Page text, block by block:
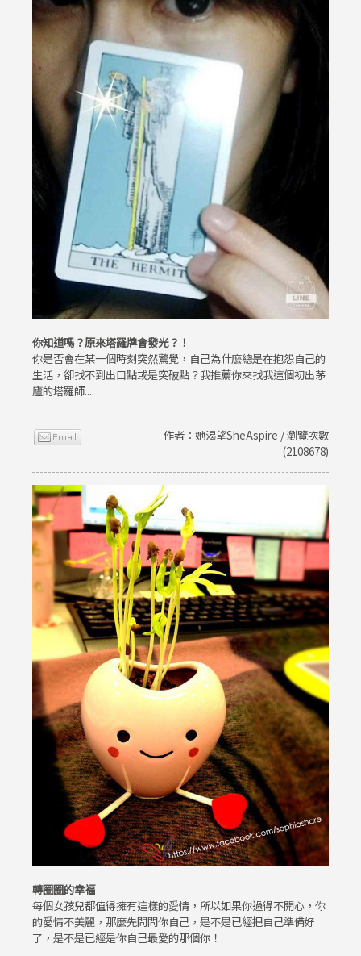
你知道嗎？原來塔羅牌會發光？！
你是否會在某一個時刻突然驚覺，自己為什麼總是在抱怨自己的
生活，卻找不到出口點或是突破點？我推薦你來找我這個初出茅
廬的塔羅師....
作者：她渴望SheAspire / 瀏覽次數
(2108678)
轉圈圈的幸福
每個女孩兒都值得擁有這樣的愛情，所以如果你過得不開心，你
的愛情不美麗，那麼先問問你自己，是不是已經把自己準備好
了，是不是已經是你自己最愛的那個你！